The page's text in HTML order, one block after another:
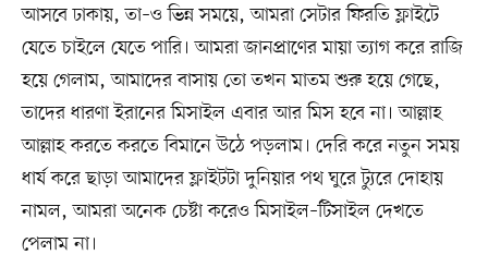
আসবে ঢাকায়, তা–ও ভিন্ন সময়ে, আমরা সেটার ফিরতি ফ্লাইটে
যেতে চাইলে যেতে পারি। আমরা জানপ্রাণের মায়া ত্যাগ করে রাজি
হয়ে গেলাম, আমাদের বাসায় তো তখন মাতম শুরু হয়ে গেছে,
তাদের ধারণা ইরানের মিসাইল এবার আর মিস হবে না। আল্লাহ
আল্লাহ করতে করতে বিমানে উঠে পড়লাম। দেরি করে নতুন সময়
ধার্য করে ছাড়া আমাদের ফ্লাইটটা দুনিয়ার পথ ঘুরে ট্যুরে দোহায়
নামল, আমরা অনেক চেষ্টা করেও মিসাইল–টিসাইল দেখতে
পেলাম না।